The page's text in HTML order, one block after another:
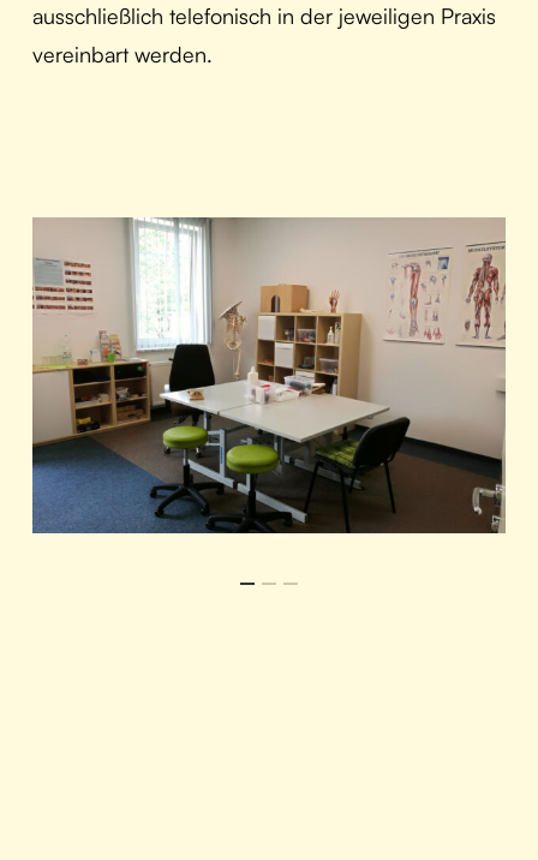
ausschließlich telefonisch in der jeweiligen Praxis
vereinbart werden.